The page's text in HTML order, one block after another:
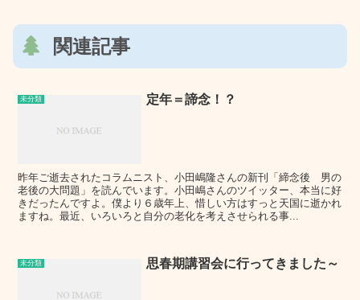
関連記事
未分類 定年＝諦念！？
昨年ご逝去されたコラムニスト、小田嶋隆さんの新刊「締念後 男の
老後の大問題」を読んでいます。小田嶋さんのツイッター、本当に好
きだったんですよ。僕より６歳年上、惜しい方はすっと天国に逝かれ
ますね。最近、いろいろと自分の老化を考えさせられる事...
未分類 思春期講習会に行ってきました～